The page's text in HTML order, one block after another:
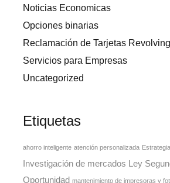
Noticias Economicas
Opciones binarias
Reclamación de Tarjetas Revolving
Servicios para Empresas
Uncategorized
Etiquetas
ahorro inteligente atención personalizada
Investigación de mercados
Ley
Oportunidad mantenimiento de impresoras y